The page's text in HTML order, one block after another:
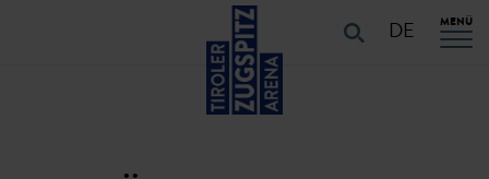
Zur Hauptnavigation springen
DE MENÜ
Service Förderprojekte